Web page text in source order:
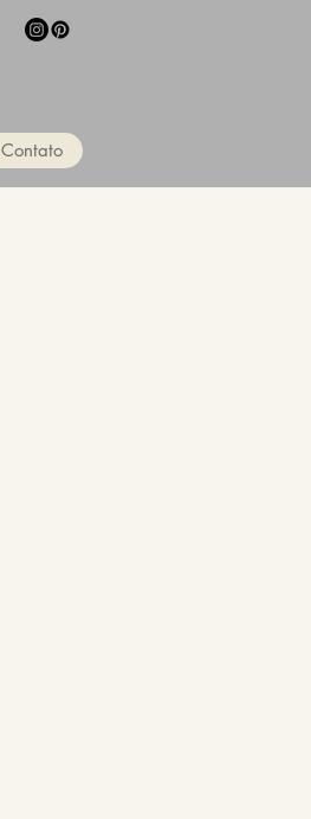
Contato